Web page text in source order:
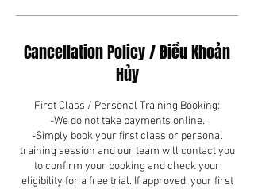
Cancellation Policy / Điều Khoản
Hủy
First Class / Personal Training Booking:
-We do not take payments online.
-Simply book your first class or personal
training session and our team will contact you
to confirm your booking and check your
eligibility for a free trial. If approved, your first